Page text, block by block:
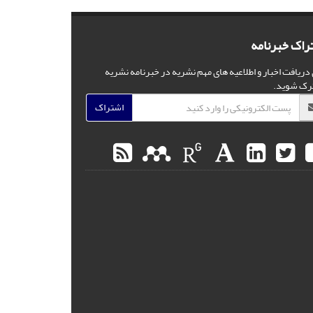
خبرنامه
دریافت اخبار و اطلاعیه های مهم نشریه در خبرنامه نشریه
شوید.
اشتراک